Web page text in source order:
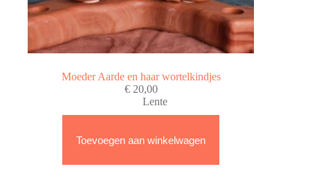
Moeder Aarde en haar wortelkindjes
€20,00
Lente
Toevoegen aan winkelwagen